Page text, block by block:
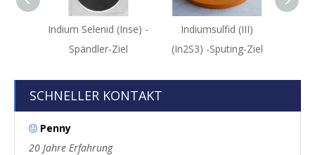
Indium Selenid (Inse) -
Spändler-Ziel
Indiumsulfid (III)
(In2S3) -Sputing-Ziel
SCHNELLER KONTAKT
 Penny
20 Jahre Erfahrung